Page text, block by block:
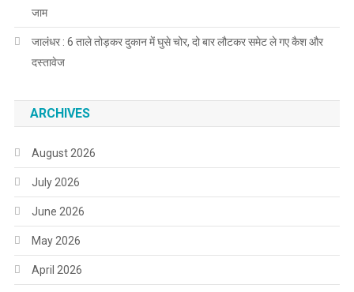
जाम
जालंधर : 6 ताले तोड़कर दुकान में घुसे चोर, दो बार लौटकर समेट ले गए कैश और
दस्तावेज
ARCHIVES
August 2026
July 2026
June 2026
May 2026
April 2026